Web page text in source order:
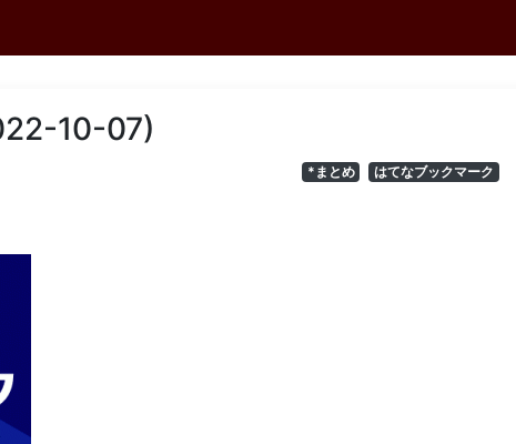
10-07)
*まとめ はてなブックマーク